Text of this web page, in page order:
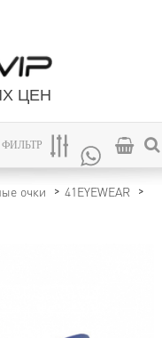
ЦЕН
ФИЛЬТР
очки
41EYEWEAR